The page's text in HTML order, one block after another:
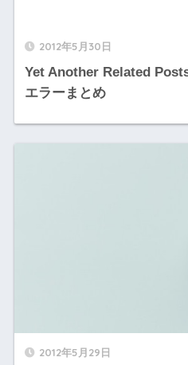
2012年5月30日
Yet Another Related
エラーまとめ
2012年5月29日